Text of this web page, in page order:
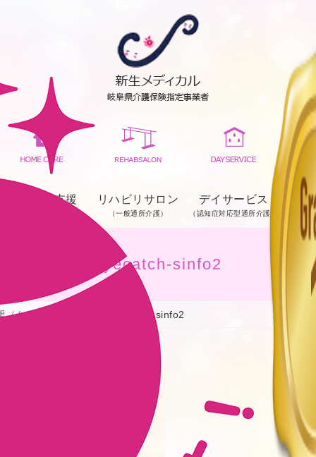
居宅介護支援 リハビリサロン
（一般通所介護）
デイサービス
（認知症対応型通所介護）
eyecatch-sinfo2
（ケアプラン作成） eyecatch-sinfo2